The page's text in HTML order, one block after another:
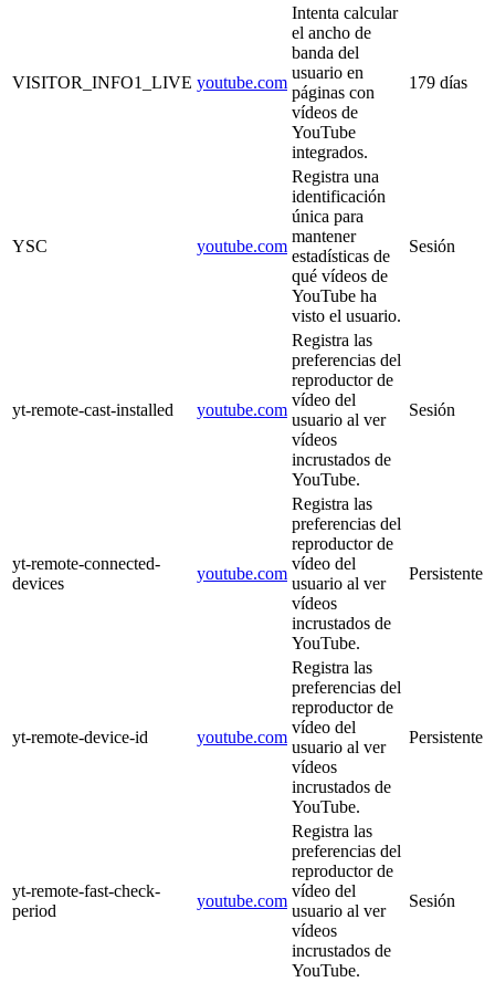
VISITOR_INFO1_LIVE youtube.com
Intenta calcular
el ancho de
banda del
usuario en
páginas con
vídeos de
YouTube
integrados.
179 días
YSC youtube.com
Registra una
identificación
única para
mantener
estadísticas de
qué vídeos de
YouTube ha
visto el usuario.
Sesión
yt-remote-cast-installed youtube.com
Registra las
preferencias del
reproductor de
vídeo del
usuario al ver
vídeos
incrustados de
YouTube.
Sesión
yt-remote-connected-
devices
youtube.com
Registra las
preferencias del
reproductor de
vídeo del
usuario al ver
vídeos
incrustados de
YouTube.
Persistente
yt-remote-device-id youtube.com
Registra las
preferencias del
reproductor de
vídeo del
usuario al ver
vídeos
incrustados de
YouTube.
Persistente
yt-remote-fast-check-
period
youtube.com
Registra las
preferencias del
reproductor de
vídeo del
usuario al ver
vídeos
incrustados de
YouTube.
Sesión